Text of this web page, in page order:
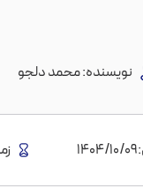
نویسنده:محمد دلجو